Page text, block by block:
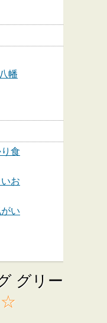
幡
食
お
い
グリー